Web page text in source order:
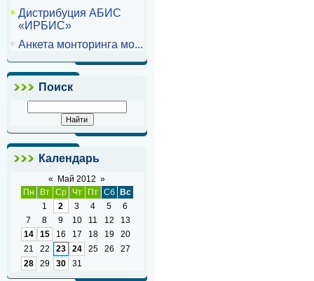
Дистрибуция АБИС
«ИРБИС»
Анкета монторинга мо...
Поиск
Календарь
« Май 2012 »
Пн
Вт Ср Чт Пт Сб Вс
1
2 3 4 5
6
7
8 9 10 11 12
13
14
15 16 17 18 19
20
21
22 23 24 25 26
27
28
29 30 31